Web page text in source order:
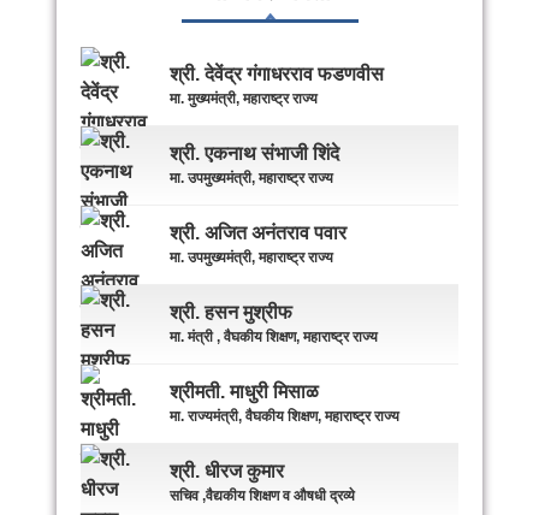
श्री. देवेंद्र गंगाधरराव फडणवीस
मा. मुख्यमंत्री, महाराष्ट्र राज्य
श्री. एकनाथ संभाजी शिंदे
मा. उपमुख्यमंत्री, महाराष्ट्र राज्य
श्री. अजित अनंतराव पवार
मा. उपमुख्यमंत्री, महाराष्ट्र राज्य
श्री. हसन मुश्रीफ
मा. मंत्री , वैघकीय शिक्षण, महाराष्ट्र राज्य
श्रीमती. माधुरी मिसाळ
मा. राज्यमंत्री, वैघकीय शिक्षण, महाराष्ट्र राज्य
श्री. धीरज कुमार
सचिव ,वैद्यकीय शिक्षण व औषधी द्रव्ये